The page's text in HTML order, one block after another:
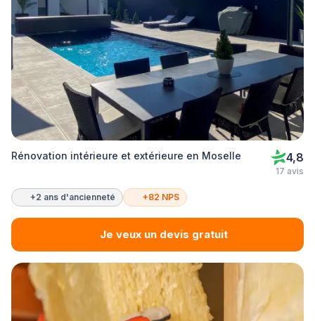
Rénovation intérieure et extérieure en Moselle 4,8
17 avis
+2 ans d'ancienneté +82 NPS
Je veux un devis gratuit